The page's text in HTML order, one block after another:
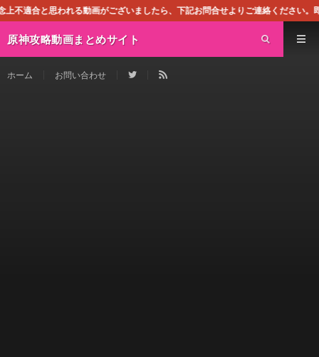
画がございましたら、下記お問合せよりご連絡ください。即刻対処させて
原神攻略動画まとめサイト
ホーム お問い合わせ